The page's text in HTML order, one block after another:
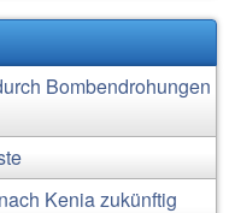
Bombendrohungen
Kenia zukünftig